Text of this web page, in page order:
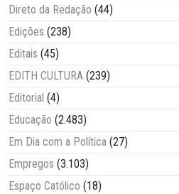
Direto da Redação (44)
Edições (238)
Editais (45)
EDITH CULTURA (239)
Editorial (4)
Educação (2.483)
Em Dia com a Política (27)
Empregos (3.103)
Espaço Católico (18)